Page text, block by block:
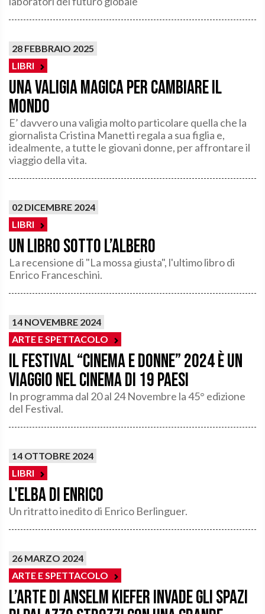
28 FEBBRAIO 2025
LIBRI
Una valigia magica per cambiare il
mondo
E’ davvero una valigia molto particolare quella che la
giornalista Cristina Manetti regala a sua figlia e,
idealmente, a tutte le giovani donne, per affrontare il
viaggio della vita.
02 DICEMBRE 2024
LIBRI
Un libro sotto l’albero
La recensione di "La mossa giusta", l'ultimo libro di
Enrico Franceschini.
14 NOVEMBRE 2024
ARTE E SPETTACOLO
Il Festival “Cinema e Donne” 2024 è un
viaggio nel cinema di 19 paesi
In programma dal 20 al 24 Novembre la 45° edizione
del Festival.
14 OTTOBRE 2024
LIBRI
L'Elba di Enrico
Un ritratto inedito di Enrico Berlinguer.
26 MARZO 2024
ARTE E SPETTACOLO
L’arte di Anselm Kiefer invade gli spazi